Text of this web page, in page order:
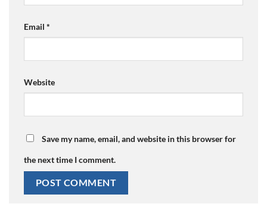
Email *
Website
Save my name, email, and website in this browser for
the next time I comment.